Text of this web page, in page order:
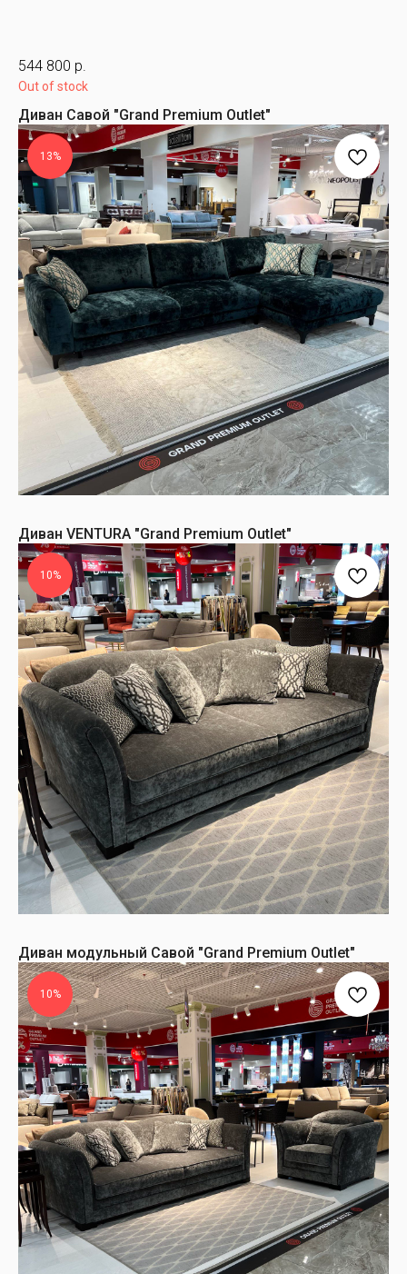
544 800 р.
Out of stock
Диван Савой "Grand Premium Outlet"
13%
Диван VENTURA "Grand Premium Outlet"
10%
Диван модульный Савой "Grand Premium Outlet"
10%